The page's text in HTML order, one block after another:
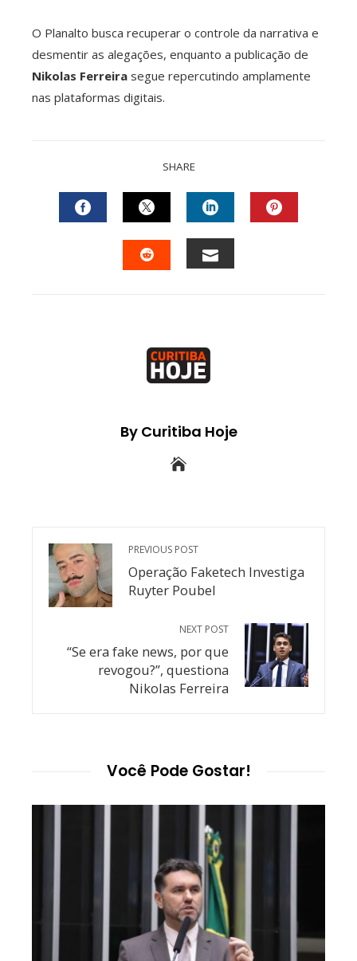
O Planalto busca recuperar o controle da narrativa e
desmentir as alegações, enquanto a publicação de
Nikolas Ferreira segue repercutindo amplamente
nas plataformas digitais.
SHARE
FACEBOOKTWITTERLINKEDIN
By Curitiba Hoje
PREVIOUS POST
Operação Faketech Investiga
Ruyter Poubel
NEXT POST
“Se era fake news, por que
revogou?”, questiona
Nikolas Ferreira
Você Pode Gostar!